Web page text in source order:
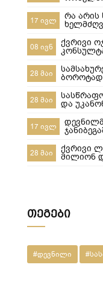
17 ივლ რა არის
08 ივნ ქვრივი
28 მაი ბოროტად
ხდება
28 მაი და
ნახოს,
ახლა კ
17 ივლ
28 მაი ქვრივი
მილიონ
თეგები
#დევნილი